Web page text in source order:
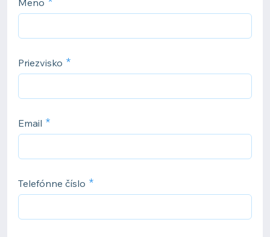
Meno
Priezvisko
Email
Telefónne číslo